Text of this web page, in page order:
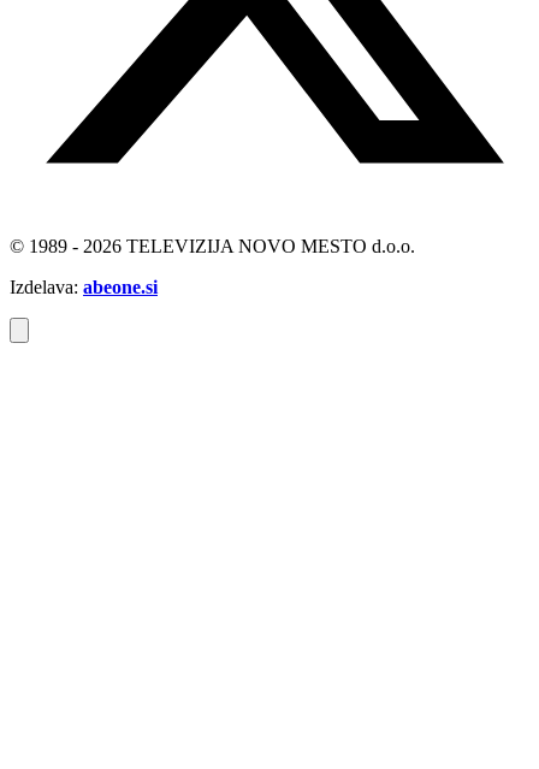
© 1989 - 2026 TELEVIZIJA NOVO MESTO d.o.o.
Izdelava: abeone.si